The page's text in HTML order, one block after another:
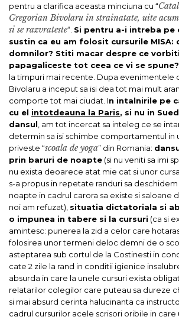
pentru a clarifica aceasta minciuna cu “
Gregorian Bivolaru in strainatate, uite acum
si se razvrateste“. Si pentru a-i intreba pe
sustin ca eu am folosit cursurile MISA:
domnilor? Stiti macar despre ce
papagaliceste tot ceea ce vi se spune?
la timpuri mai recente. Dupa evenimentele
Bivolaru a inceput sa isi dea tot mai mult
comporte tot mai ciudat. In intalnirile pe
cu el intotdeauna la Paris, si nu in
dansul, am tot incercat sa inteleg ce se
determin sa isi schimbe comportamentul in
priveste “scoala de yoga” din Romania:
prin baruri de noapte (si nu veniti sa imi
nu exista deoarece atat mie cat si unor
s-a propus in repetate randuri sa
noapte in cadrul carora sa existe si saloane
noi am refuzat), situatia dictatoriala si
o impunea in tabere si la cursuri (ca si
amintesc: punerea la zid a celor care
folosirea unor termeni deloc demni de o
asteptarea sub cortul de la Costinesti in
cate 2 zile la rand in conditii igienice
absurda in care la unele cursuri exista
relatarilor colegilor care puteau sa dureze
si mai absurd cerinta halucinanta ca
cadrul cursurilor acele scrisori oribile in